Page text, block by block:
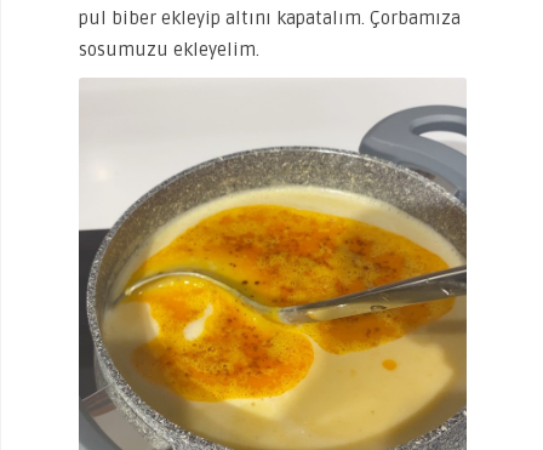
pul biber ekleyip altını kapatalım. Çorbamıza
sosumuzu ekleyelim.